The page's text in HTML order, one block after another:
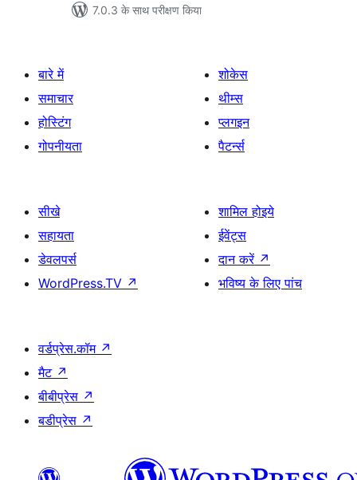
7.0.3 के साथ परीक्षण किया
बारे में
समाचार
होस्टिंग
गोपनीयता
शोकेस
थीम्स
प्लगइन
पैटर्न्स
सीखे
सहायता
डेवलपर्स
WordPress.TV ↗
शामिल होइये
ईवेंट्स
दान करें ↗
भविष्य के लिए पांच
वर्डप्रेस.कॉम ↗
मैट ↗
बीबीप्रेस ↗
बडीप्रेस ↗